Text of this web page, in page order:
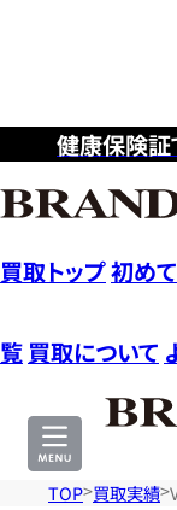
健康保険
買取トップ初め
覧 買取について
TOP 買取実績